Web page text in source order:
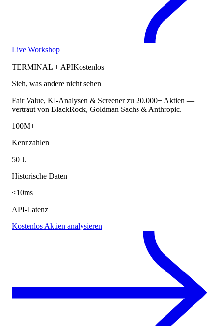
Live Workshop
TERMINAL + APIKostenlos
Sieh, was andere nicht sehen
Fair Value, KI-Analysen & Screener zu 20.000+ Aktien —
vertraut von BlackRock, Goldman Sachs & Anthropic.
100M+
Kennzahlen
50 J.
Historische Daten
<10ms
API-Latenz
Kostenlos Aktien analysieren